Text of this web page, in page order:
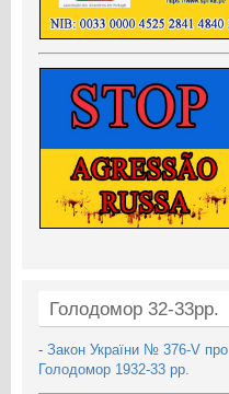
Голодомор 32-33рр.
- Закон України № 376-V про
Голодомор 1932-33 рр.